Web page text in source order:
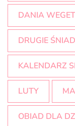
DANIA
DRUGIE
KALENDARZ
LUTY
OBIAD DLA